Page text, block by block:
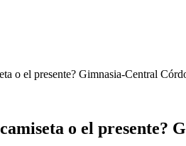
o el presente? Gimnasia-Central
o el presente?